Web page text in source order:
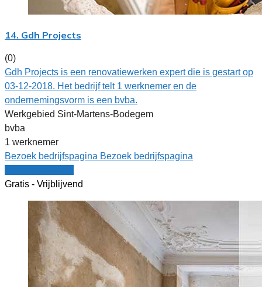
14. Gdh Projects
(0)
Gdh Projects is een renovatiewerken expert die is gestart op
03-12-2018. Het bedrijf telt 1 werknemer en de
ondernemingsvorm is een bvba.
Werkgebied Sint-Martens-Bodegem
bvba
1 werknemer
Bezoek bedrijfspagina Bezoek bedrijfspagina
Gratis - Vrijblijvend